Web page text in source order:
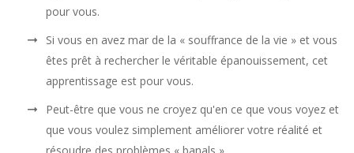
pour vous.
Si vous en avez mar de la « souffrance de la vie » et vous
êtes prêt à rechercher le véritable épanouissement, cet
apprentissage est pour vous.
Peut-être que vous ne croyez qu'en ce que vous voyez et
que vous voulez simplement améliorer votre réalité et